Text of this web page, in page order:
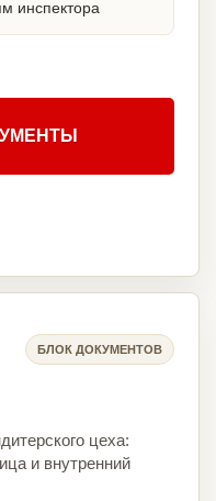
инспектора
БЛОК ДОКУМЕНТОВ
цеха:
и внутренний